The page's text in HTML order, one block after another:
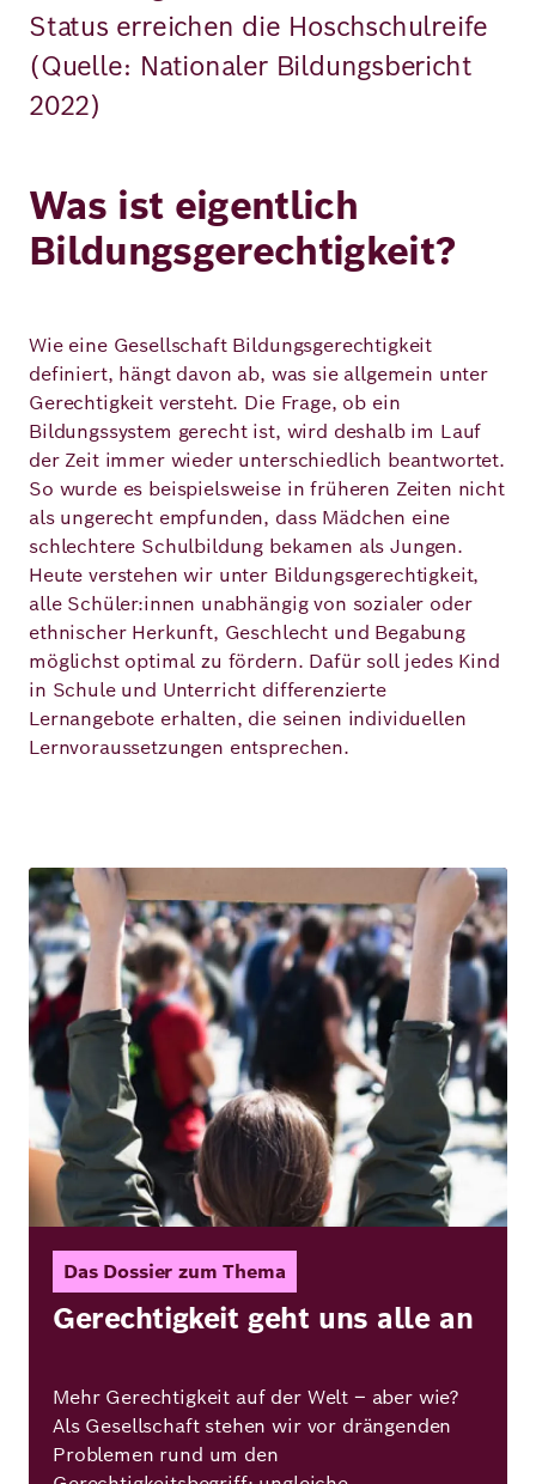
Status erreichen die Hoschschulreife
(Quelle: Nationaler Bildungsbericht
2022)
Was ist eigentlich
Bildungsgerechtigkeit?
Wie eine Gesellschaft Bildungsgerechtigkeit
definiert, hängt davon ab, was sie allgemein unter
Gerechtigkeit versteht. Die Frage, ob ein
Bildungssystem gerecht ist, wird deshalb im Lauf
der Zeit immer wieder unterschiedlich beantwortet.
So wurde es beispielsweise in früheren Zeiten nicht
als ungerecht empfunden, dass Mädchen eine
schlechtere Schulbildung bekamen als Jungen.
Heute verstehen wir unter Bildungsgerechtigkeit,
alle Schüler:innen unabhängig von sozialer oder
ethnischer Herkunft, Geschlecht und Begabung
möglichst optimal zu fördern. Dafür soll jedes Kind
in Schule und Unterricht differenzierte
Lernangebote erhalten, die seinen individuellen
Lernvoraussetzungen entsprechen.
Das Dossier zum Thema
Gerechtigkeit geht uns alle an
Mehr Gerechtigkeit auf der Welt – aber wie?
Als Gesellschaft stehen wir vor drängenden
Problemen rund um den
Bild